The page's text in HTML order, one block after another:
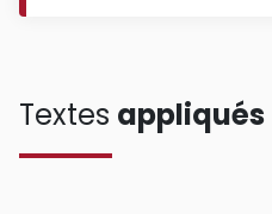
Textes appliqués